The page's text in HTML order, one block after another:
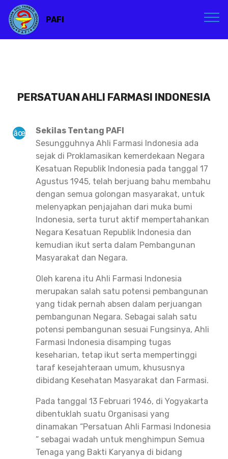
PAFI
PERSATUAN AHLI FARMASI INDONESIA
Sekilas Tentang PAFI
Sesungguhnya Ahli Farmasi Indonesia ada
sejak di Proklamasikan kemerdekaan Negara
Kesatuan Republik Indonesia pada tanggal 17
Agustus 1945, telah berjuang bahu membahu
dengan semua golongan masyarakat, untuk
melenyapkan penjajahan dari muka bumi
Indonesia, serta turut aktif mempertahankan
Negara Kesatuan Republik Indonesia dan
kemudian ikut serta dalam Pembangunan
Masyarakat dan Negara.
Oleh karena itu Ahli Farmasi Indonesia
merupakan salah satu potensi pembangunan
yang tidak pernah absen dalam perjuangan
pembangunan Negara. Sebagai salah satu
potensi pembangunan sesuai Fungsinya, Ahli
Farmasi Indonesia disamping tugas
keseharian, tetap ikut serta mempertinggi
taraf kesejahteraan umum, khususnya
dibidang Kesehatan Masyarakat dan Farmasi.
Pada tanggal 13 Februari 1946, di Yogyakarta
dibentuklah suatu Organisasi yang
dinamakan “Persatuan Ahli Farmasi Indonesia
“ sebagai wadah untuk menghimpun Semua
Tenaga yang Bakti Karyanya di bidang